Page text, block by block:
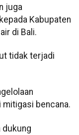
juga
Kabupaten
di Bali.
tidak terjadi
mitigasi bencana.
dukung